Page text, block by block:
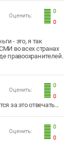
0
0
Оценить:
- это, я так
во всех странах
правоохранителей.
0
0
Оценить:
за это отвечать...
0
0
Оценить: